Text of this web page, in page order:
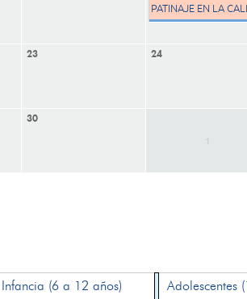
PATINAJE EN LA
23 24
30
1
Infancia (6 a 12 años)
Adolescentes